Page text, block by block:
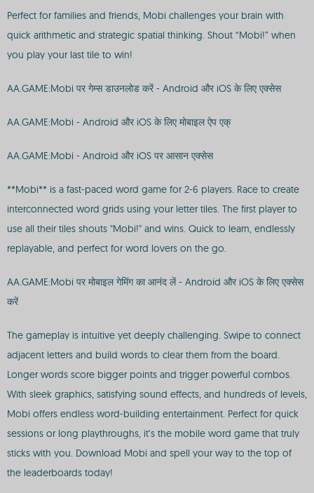
Perfect for families and friends, Mobi challenges your brain with
quick arithmetic and strategic spatial thinking. Shout “Mobi!” when
you play your last tile to win!
AA.GAME:Mobi पर गेम्स डाउनलोड करें - Android और iOS के लिए एक्सेस
AA.GAME:Mobi - Android और iOS के लिए मोबाइल ऐप एक्
AA.GAME:Mobi - Android और iOS पर आसान एक्सेस
**Mobi** is a fast-paced word game for 2-6 players. Race to create
interconnected word grids using your letter tiles. The first player to
use all their tiles shouts "Mobi!" and wins. Quick to learn, endlessly
replayable, and perfect for word lovers on the go.
AA.GAME:Mobi पर मोबाइल गेमिंग का आनंद लें - Android और iOS के लिए एक्सेस
करें
The gameplay is intuitive yet deeply challenging. Swipe to connect
adjacent letters and build words to clear them from the board.
Longer words score bigger points and trigger powerful combos.
With sleek graphics, satisfying sound effects, and hundreds of levels,
Mobi offers endless word-building entertainment. Perfect for quick
sessions or long playthroughs, it’s the mobile word game that truly
sticks with you. Download Mobi and spell your way to the top of
the leaderboards today!